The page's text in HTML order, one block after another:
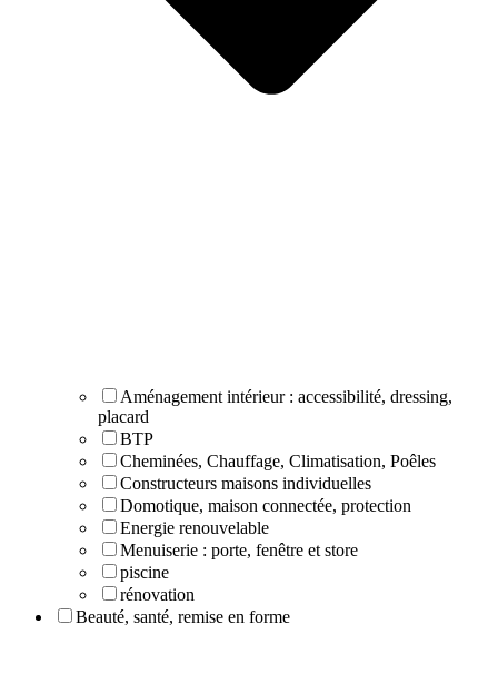
Aménagement intérieur : accessibilité, dressing,
placard
BTP
Cheminées, Chauffage, Climatisation, Poêles
Constructeurs maisons individuelles
Domotique, maison connectée, protection
Energie renouvelable
Menuiserie : porte, fenêtre et store
piscine
rénovation
Beauté, santé, remise en forme